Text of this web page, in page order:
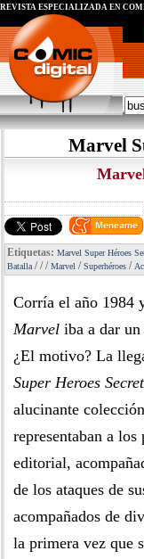
REVISTA ESPECIALIZADA EN
Marvel
Etiquetas: Marvel Super Héroes
Batalla ///Marvel /Superhéroes /
Corría el año 1984
Marvel iba a dar
¿El motivo? La
Super Heroes
alucinante
representaban a
editorial,
de los ataques de
acompañados de
la primera vez que